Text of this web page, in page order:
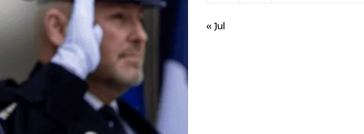
« Jul